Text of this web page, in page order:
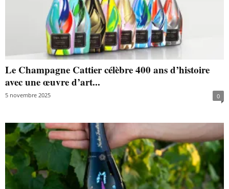
Le Champagne Cattier célèbre 400 ans d’histoire
avec une œuvre d’art...
5 novembre 2025 0